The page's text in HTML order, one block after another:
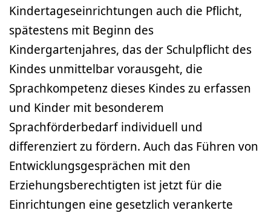
Kindertageseinrichtungen auch die Pflicht,
spätestens mit Beginn des
Kindergartenjahres, das der Schulpflicht des
Kindes unmittelbar vorausgeht, die
Sprachkompetenz dieses Kindes zu erfassen
und Kinder mit besonderem
Sprachförderbedarf individuell und
differenziert zu fördern. Auch das Führen von
Entwicklungsgesprächen mit den
Erziehungsberechtigten ist jetzt für die
Einrichtungen eine gesetzlich verankerte